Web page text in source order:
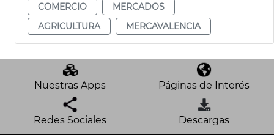
COMERCIO
MERCADOS
AGRICULTURA
MERCAVALENCIA
Nuestras Apps Páginas de Interés
Redes Sociales Descargas